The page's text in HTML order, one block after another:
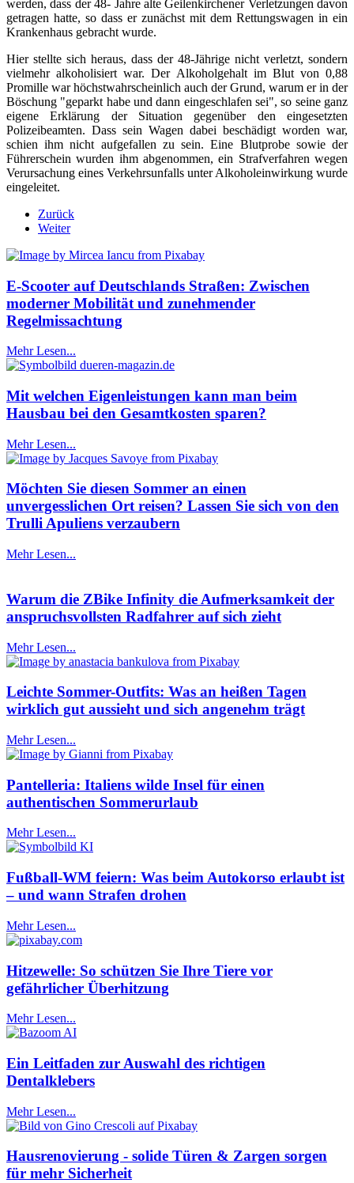
werden, dass der 48- Jahre alte Geilenkirchener Verletzungen davon
getragen hatte, so dass er zunächst mit dem Rettungswagen in ein
Krankenhaus gebracht wurde.
Hier stellte sich heraus, dass der 48-Jährige nicht verletzt, sondern
vielmehr alkoholisiert war. Der Alkoholgehalt im Blut von 0,88
Promille war höchstwahrscheinlich auch der Grund, warum er in der
Böschung "geparkt habe und dann eingeschlafen sei", so seine ganz
eigene Erklärung der Situation gegenüber den eingesetzten
Polizeibeamten. Dass sein Wagen dabei beschädigt worden war,
schien ihm nicht aufgefallen zu sein. Eine Blutprobe sowie der
Führerschein wurden ihm abgenommen, ein Strafverfahren wegen
Verursachung eines Verkehrsunfalls unter Alkoholeinwirkung wurde
eingeleitet.
Zurück
Weiter
E-Scooter auf Deutschlands Straßen: Zwischen
moderner Mobilität und zunehmender
Regelmissachtung
Mehr Lesen...
Mit welchen Eigenleistungen kann man beim
Hausbau bei den Gesamtkosten sparen?
Mehr Lesen...
Möchten Sie diesen Sommer an einen
unvergesslichen Ort reisen? Lassen Sie sich von den
Trulli Apuliens verzaubern
Mehr Lesen...
Warum die ZBike Infinity die Aufmerksamkeit der
anspruchsvollsten Radfahrer auf sich zieht
Mehr Lesen...
Leichte Sommer-Outfits: Was an heißen Tagen
wirklich gut aussieht und sich angenehm trägt
Mehr Lesen...
Pantelleria: Italiens wilde Insel für einen
authentischen Sommerurlaub
Mehr Lesen...
Fußball-WM feiern: Was beim Autokorso erlaubt ist
– und wann Strafen drohen
Mehr Lesen...
Hitzewelle: So schützen Sie Ihre Tiere vor
gefährlicher Überhitzung
Mehr Lesen...
Ein Leitfaden zur Auswahl des richtigen
Dentalklebers
Mehr Lesen...
Hausrenovierung - solide Türen & Zargen sorgen
für mehr Sicherheit